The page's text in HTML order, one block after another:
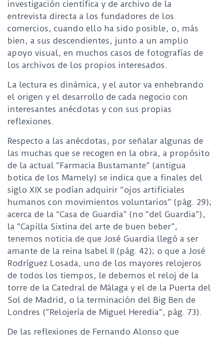
investigación científica y de archivo de la
entrevista directa a los fundadores de los
comercios, cuando ello ha sido posible, o, más
bien, a sus descendientes, junto a un amplio
apoyo visual, en muchos casos de fotografías de
los archivos de los propios interesados.
La lectura es dinámica, y el autor va enhebrando
el origen y el desarrollo de cada negocio con
interesantes anécdotas y con sus propias
reflexiones.
Respecto a las anécdotas, por señalar algunas de
las muchas que se recogen en la obra, a propósito
de la actual “Farmacia Bustamante” (antigua
botica de los Mamely) se indica que a finales del
siglo XIX se podían adquirir “ojos artificiales
humanos con movimientos voluntarios” (pág. 29);
acerca de la “Casa de Guardia” (no “del Guardia”),
la “Capilla Sixtina del arte de buen beber”,
tenemos noticia de que José Guardia llegó a ser
amante de la reina Isabel II (pág. 42); o que a José
Rodríguez Losada, uno de los mayores relojeros
de todos los tiempos, le debemos el reloj de la
torre de la Catedral de Málaga y el de la Puerta del
Sol de Madrid, o la terminación del Big Ben de
Londres (“Relojería de Miguel Heredia”, pág. 73).
De las reflexiones de Fernando Alonso que